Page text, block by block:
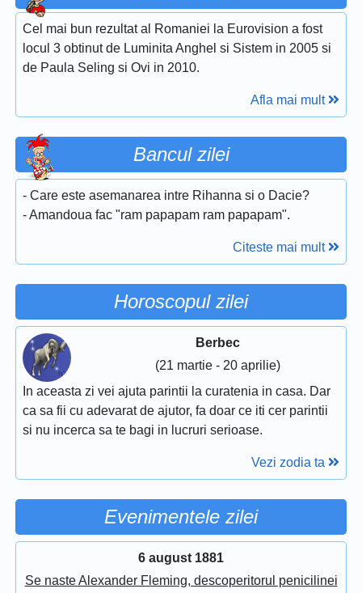
Cel mai bun rezultat al Romaniei la Eurovision a fost
locul 3 obtinut de Luminita Anghel si Sistem in 2005 si
de Paula Seling si Ovi in 2010.
Afla mai mult
Bancul zilei
- Care este asemanarea intre Rihanna si o Dacie?
- Amandoua fac "ram papapam ram papapam".
Citeste mai mult
Horoscopul zilei
Berbec
(21 martie - 20 aprilie)
In aceasta zi vei ajuta parintii la curatenia in casa. Dar
ca sa fii cu adevarat de ajutor, fa doar ce iti cer parintii
si nu incerca sa te bagi in lucruri serioase.
Vezi zodia ta
Evenimentele zilei
6 august 1881
Se naste Alexander Fleming, descoperitorul penicilinei